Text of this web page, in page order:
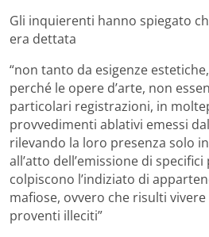
Gli inquierenti hanno spiegato
era dettata
“non tanto da esigenze
perché le opere d’arte, non
particolari registrazioni, in
provvedimenti ablativi emessi
rilevando la loro presenza solo
all’atto dell’emissione di
colpiscono l’indiziato di
mafiose, ovvero che risulti
proventi illeciti”